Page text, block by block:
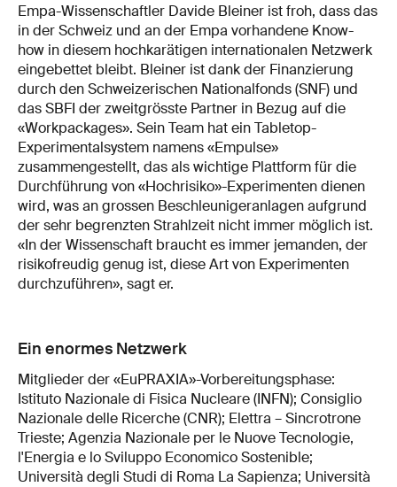
Empa-Wissenschaftler Davide Bleiner ist froh, dass das
in der Schweiz und an der Empa vorhandene Know-
how in diesem hochkarätigen internationalen Netzwerk
eingebettet bleibt. Bleiner ist dank der Finanzierung
durch den Schweizerischen Nationalfonds (SNF) und
das SBFI der zweitgrösste Partner in Bezug auf die
«Workpackages». Sein Team hat ein Tabletop-
Experimentalsystem namens «Empulse»
zusammengestellt, das als wichtige Plattform für die
Durchführung von «Hochrisiko»-Experimenten dienen
wird, was an grossen Beschleunigeranlagen aufgrund
der sehr begrenzten Strahlzeit nicht immer möglich ist.
«In der Wissenschaft braucht es immer jemanden, der
risikofreudig genug ist, diese Art von Experimenten
durchzuführen», sagt er.
Ein enormes Netzwerk
Mitglieder der «EuPRAXIA»-Vorbereitungsphase:
Istituto Nazionale di Fisica Nucleare (INFN); Consiglio
Nazionale delle Ricerche (CNR); Elettra – Sincrotrone
Trieste; Agenzia Nazionale per le Nuove Tecnologie,
l'Energia e lo Sviluppo Economico Sostenible;
Università degli Studi di Roma La Sapienza; Università